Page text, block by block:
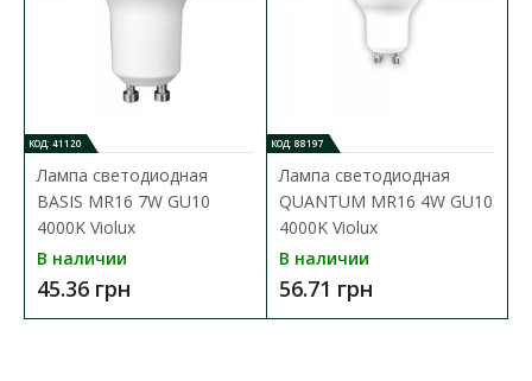
GU10 IP20 БЕЛЫЙ (
132002 )ХАРАКТЕРИСТИКИ:
+45
рабочий диапазон напряжения:220 V
частота:50 Гц
тип цоколя:
количество патронов:2
материал корпуса:
алюминий
КОД: 41120
Лампа светодиодная
BASIS MR16 7W GU10
4000K Violux
В наличии
45.36 грн
КОД: 88197
Лампа светодиодная
QUANTUM MR16 4W GU10
4000K Violux
В наличии
56.71 грн